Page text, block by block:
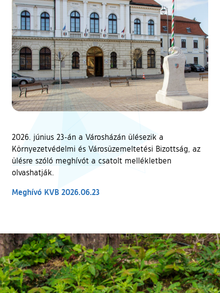
2026. június 23-án a Városházán ülésezik a
Környezetvédelmi és Városüzemeltetési Bizottság, az
ülésre szóló meghívót a csatolt mellékletben
olvashatják.
Meghívó KVB 2026.06.23